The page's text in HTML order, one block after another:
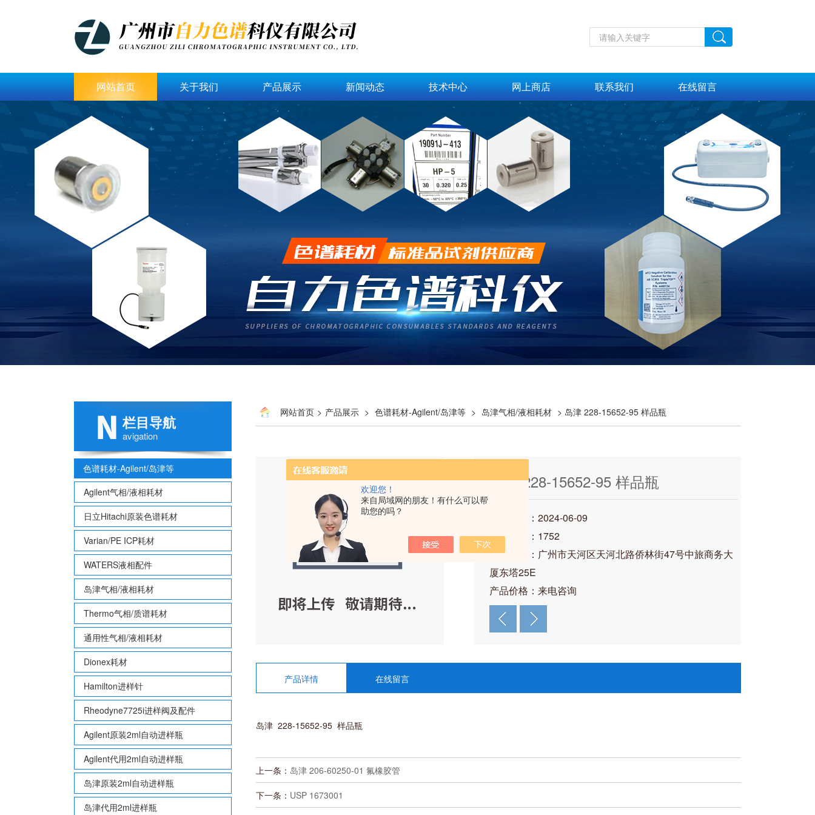
欢迎您！
来自局域网的朋友！有什么可以帮
助您的吗？
网站首页 关于我们 产品展示 新闻动态 技术中心 网上商店 联系我们 在线留言
栏目导航
avigation
色谱耗材-Agilent/岛津等
Agilent气相/液相耗材
日立Hitachi原装色谱耗材
Varian/PE ICP耗材
WATERS液相配件
岛津气相/液相耗材
Thermo气相/质谱耗材
通用性气相/液相耗材
Dionex耗材
Hamilton进样针
Rheodyne7725i进样阀及配件
Agilent原装2ml自动进样瓶
Agilent代用2ml自动进样瓶
岛津原装2ml自动进样瓶
岛津代用2ml进样瓶
网站首页 > 产品展示 > 色谱耗材-Agilent/岛津等 > 岛津气相/液相耗材 > 岛津 228-15652-95 样品瓶
岛津 228-15652-95 样品瓶
发布时间：2024-06-09
访问次数：1752
公司地址：广州市天河区天河北路侨林街47号中旅商务大
厦东塔25E
产品价格：来电咨询
产品详情 在线留言
岛津 228-15652-95 样品瓶
上一条： 岛津 206-60250-01 氟橡胶管
下一条： USP 1673001